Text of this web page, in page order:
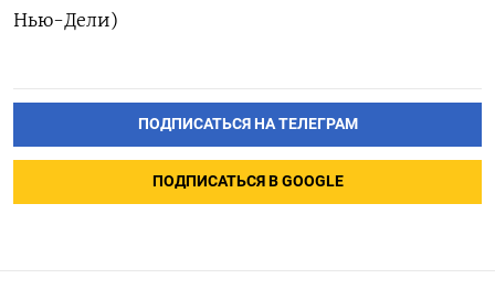
Нью-Дели)
ПОДПИСАТЬСЯ НА ТЕЛЕГРАМ
ПОДПИСАТЬСЯ В GOOGLE